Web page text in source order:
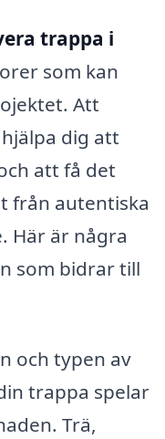
trappa i
som kan
Att
dig att
att få det
från autentiska
Här är några
som bidrar till
och typen av
trappa spelar
Trä,